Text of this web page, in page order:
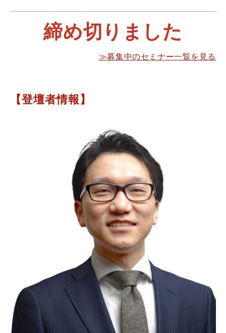
締め切りました
≫募集中のセミナー一覧を見る
【登壇者情報】